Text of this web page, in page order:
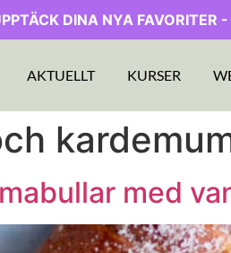
DINA NYA FAVORITER
AKTUELLT KURSER
med